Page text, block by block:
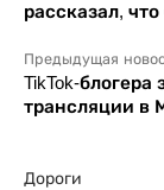
рассказал,
Предыдущая
TikTok-
трансляции в
Дороги